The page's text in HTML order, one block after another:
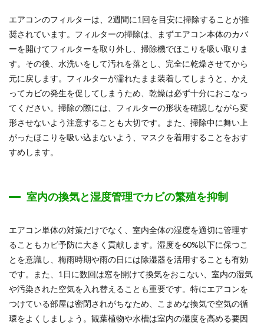
エアコンのフィルターは、2週間に1回を目安に掃除することが推
奨されています。フィルターの掃除は、まずエアコン本体のカバ
ーを開けてフィルターを取り外し、掃除機でほこりを吸い取りま
す。その後、水洗いをして汚れを落とし、完全に乾燥させてから
元に戻します。フィルターが濡れたまま装着してしまうと、かえ
ってカビの発生を促してしまうため、乾燥は必ず十分におこなっ
てください。掃除の際には、フィルターの形状を確認しながら変
形させないよう注意することも大切です。また、掃除中に舞い上
がったほこりを吸い込まないよう、マスクを着用することをおす
すめします。
室内の換気と湿度管理でカビの繁殖を抑制
エアコン単体の対策だけでなく、室内全体の湿度を適切に管理す
ることもカビ予防に大きく貢献します。湿度を60%以下に保つこ
とを意識し、梅雨時期や雨の日には除湿器を活用することも有効
です。また、1日に数回は窓を開けて換気をおこない、室内の湿気
や汚染された空気を入れ替えることも重要です。特にエアコンを
つけている部屋は密閉されがちなため、こまめな換気で空気の循
環をよくしましょう。観葉植物や水槽は室内の湿度を高める要因